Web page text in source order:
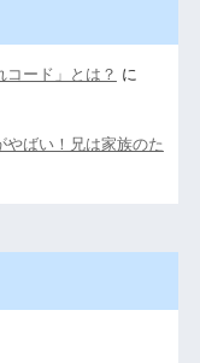
ード」とは？ に
やばい！兄は家族のた